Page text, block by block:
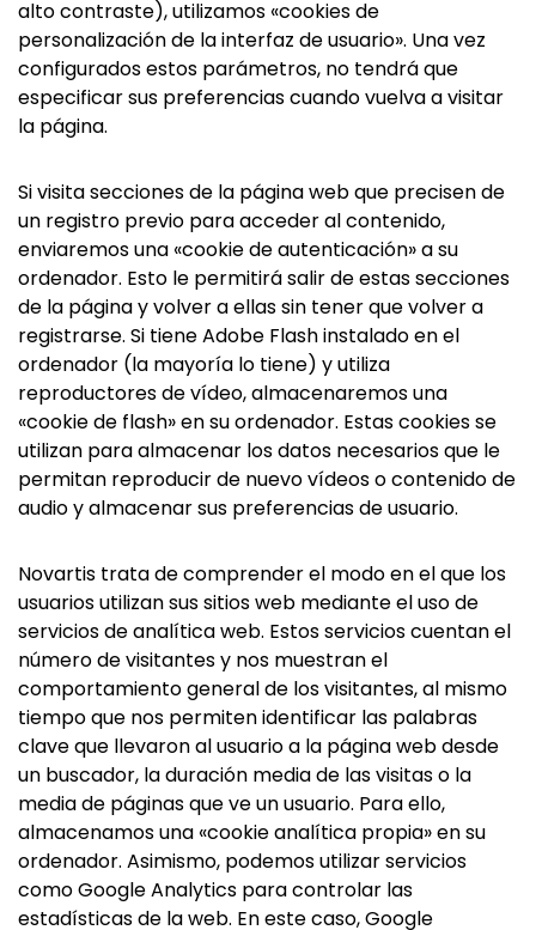
alto contraste), utilizamos «cookies de
personalización de la interfaz de usuario». Una vez
configurados estos parámetros, no tendrá que
especificar sus preferencias cuando vuelva a visitar
la página.
Si visita secciones de la página web que precisen de
un registro previo para acceder al contenido,
enviaremos una «cookie de autenticación» a su
ordenador. Esto le permitirá salir de estas secciones
de la página y volver a ellas sin tener que volver a
registrarse. Si tiene Adobe Flash instalado en el
ordenador (la mayoría lo tiene) y utiliza
reproductores de vídeo, almacenaremos una
«cookie de flash» en su ordenador. Estas cookies se
utilizan para almacenar los datos necesarios que le
permitan reproducir de nuevo vídeos o contenido de
audio y almacenar sus preferencias de usuario.
Novartis trata de comprender el modo en el que los
usuarios utilizan sus sitios web mediante el uso de
servicios de analítica web. Estos servicios cuentan el
número de visitantes y nos muestran el
comportamiento general de los visitantes, al mismo
tiempo que nos permiten identificar las palabras
clave que llevaron al usuario a la página web desde
un buscador, la duración media de las visitas o la
media de páginas que ve un usuario. Para ello,
almacenamos una «cookie analítica propia» en su
ordenador. Asimismo, podemos utilizar servicios
como Google Analytics para controlar las
estadísticas de la web. En este caso, Google